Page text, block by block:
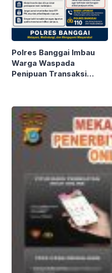
Polres Banggai Imbau
Warga Waspada
Penipuan Transaksi